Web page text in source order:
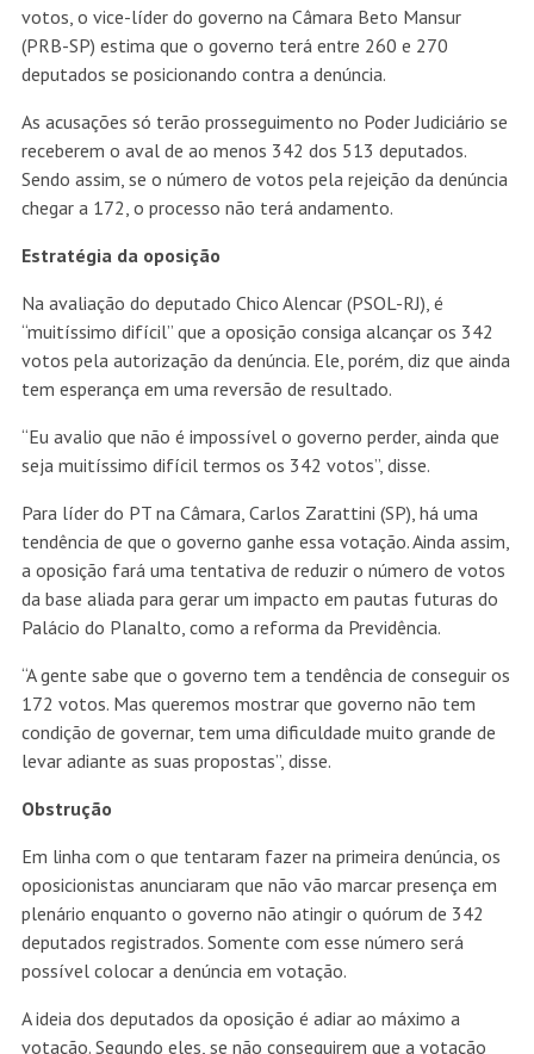
votos, o vice-líder do governo na Câmara Beto Mansur
(PRB-SP) estima que o governo terá entre 260 e 270
deputados se posicionando contra a denúncia.
As acusações só terão prosseguimento no Poder Judiciário se
receberem o aval de ao menos 342 dos 513 deputados.
Sendo assim, se o número de votos pela rejeição da denúncia
chegar a 172, o processo não terá andamento.
Estratégia da oposição
Na avaliação do deputado Chico Alencar (PSOL-RJ), é
“muitíssimo difícil” que a oposição consiga alcançar os 342
votos pela autorização da denúncia. Ele, porém, diz que ainda
tem esperança em uma reversão de resultado.
“Eu avalio que não é impossível o governo perder, ainda que
seja muitíssimo difícil termos os 342 votos”, disse.
Para líder do PT na Câmara, Carlos Zarattini (SP), há uma
tendência de que o governo ganhe essa votação. Ainda assim,
a oposição fará uma tentativa de reduzir o número de votos
da base aliada para gerar um impacto em pautas futuras do
Palácio do Planalto, como a reforma da Previdência.
“A gente sabe que o governo tem a tendência de conseguir os
172 votos. Mas queremos mostrar que governo não tem
condição de governar, tem uma dificuldade muito grande de
levar adiante as suas propostas”, disse.
Obstrução
Em linha com o que tentaram fazer na primeira denúncia, os
oposicionistas anunciaram que não vão marcar presença em
plenário enquanto o governo não atingir o quórum de 342
deputados registrados. Somente com esse número será
possível colocar a denúncia em votação.
A ideia dos deputados da oposição é adiar ao máximo a
votação. Segundo eles, se não conseguirem que a votação